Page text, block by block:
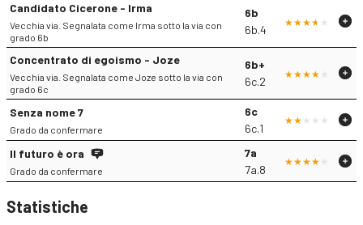
Candidato Cicerone - Irma
Vecchia via. Segnalata come Irma sotto la via con
grado 6b
6b
6b.4
Concentrato di egoismo - Joze
Vecchia via. Segnalata come Joze sotto la via con
grado 6c
6b+
6c.2
Senza nome 7
Grado da confermare
6c
6c.1
Il futuro è ora
Grado da confermare
7a
7a.8
Statistiche